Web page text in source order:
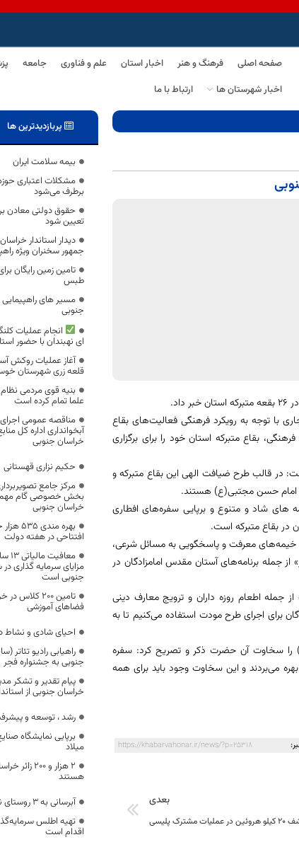
صفحه اصلی فرهنگ و هنر اخبار استان علم و فناوری جامعه
اخبار شهرستان ها
ارتباط با ما
با توجه به رویکرد فرهنگی فعالیت‌های بقاع
بقاع متبرکه استان خود را برای برگزاری
متبرکه استان خبر داد و گفت: در قالب طرح ضیافت الهی این بقاع متبرکه و
امام حسن مجتبی(ع) هستند.
های شاد و متنوع و برپایی سفره‌های افطاری
در بقاع متبرکه است.
خیمه‌های معرفت و پاسخگویی به مسائل شرعی،
از جمله برنامه‌های آستان مقدس امامزادگان در
جمله اطعام روزه داران و ترویج معارف دینی
برای اجرای طرح مودت استفاده می‌کنیم تا به
را سخاوت آن حضرت ذکر و تصریح کرد: سفره
می‌بردند و این سخاوت وجود باید برای همه
https://khabarvahonar.ir/news/?p=25318
بعدی
در عملیات مشترک پلیسی
پربازدیدترین ها
بیمه سلامت ایران
مشکلات اعتباری
برطرف می‌شود
حقوق دولتی معادن
تعیین شود
دیدار استاندار
جمهور سخنران ویژه راهپیمایی ۲۲ بهمن
تامین زمین رایگان
طبس
جنوبی
انجام عملیات
ای نهبندان با حضور
قلعه زری شهرستان
بنیه قوی مردمی
علما تمام کرده است
مناقصه عمومی
آبخوانداری اداره کل
خراسان جنوبی
حکیم نزاری قهستانی
مرکز جامع
بخش خصوصی گام
خراسان جنوبی
بهره
افتتاحی در هفته دولت
مزایای سرمایه گذاری
جنوبی است
تامین ۲۰۰
فضاهای آموزشی
احیای شادی و نشاط
راهیابی رادیو
جنوبی به جشنواره فجر
پیام تقدیر و تشکر
خراسان جنوبی از
رشد ، توسعه و
برپایی نمایشگاه
میلاد
۲ هزار و
هستند
آبرسانی به 3 روستای نهبندان
تهیه اطلس
اقدام است